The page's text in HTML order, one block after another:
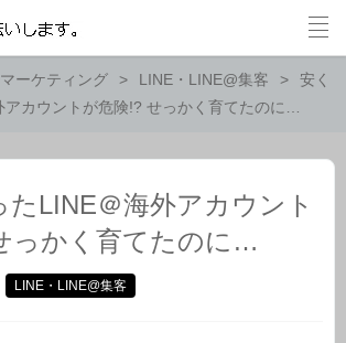
マーケティング LINE・LINE@集客
安く
カウントが危険!? せっかく育てたのに…
たLINE＠海外アカウント
っかく育てたのに…
LINE・LINE@集客